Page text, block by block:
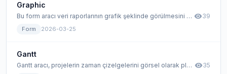
Graphic
Bu form aracı veri raporlarının grafik şeklinde görülmesini sağlamaktadır.
Form 2026-03-25
visibility39
Gantt
Gantt aracı, projelerin zaman çizelgelerini görsel olarak planlamak ve takip etmek için kullanılır. visibility35